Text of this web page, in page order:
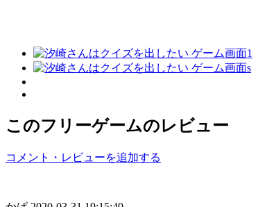
このフリーゲームのレビュー
コメント・レビューを追加する